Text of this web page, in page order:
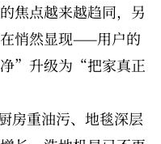
点越来越趋同，另
悄然显现——用户的
”升级为“把家真正
房重油污、地毯深层